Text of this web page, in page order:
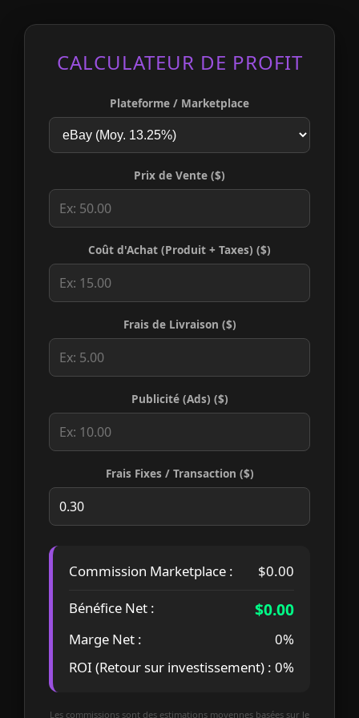
CALCULATEUR DE PROFIT
Plateforme / Marketplace
Prix de Vente ($)
Coût d'Achat (Produit + Taxes) ($)
Frais de Livraison ($)
Publicité (Ads) ($)
Frais Fixes / Transaction ($)
Commission Marketplace :
$0.00
Bénéfice Net :
$0.00
Marge Net :
0%
ROI (Retour sur investissement) : 0%
Les commissions sont des estimations moyennes basées sur le